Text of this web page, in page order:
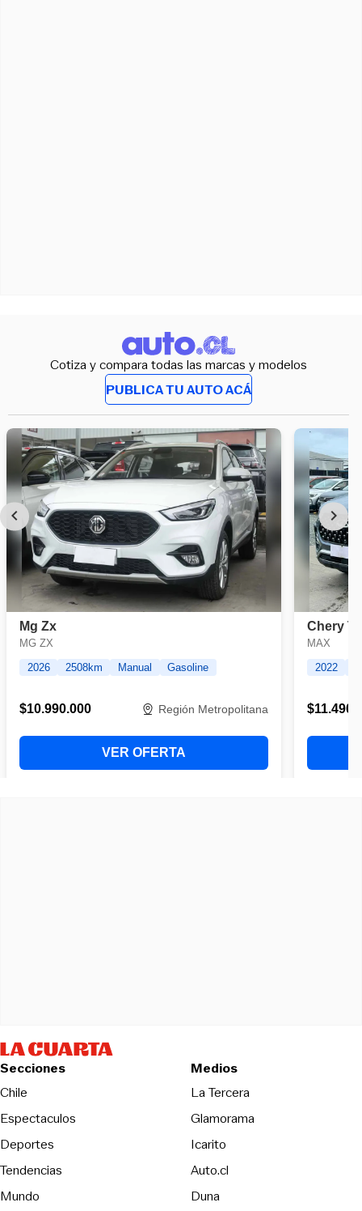
Cotiza y compara todas las marcas y modelos
PUBLICA TU AUTO ACÁ
Secciones
Chile
Espectaculos
Deportes
Tendencias
Mundo
Medios
La TerceraOpens in new
Glamorama
Icarito
Auto.cl
DunaOpens in new window